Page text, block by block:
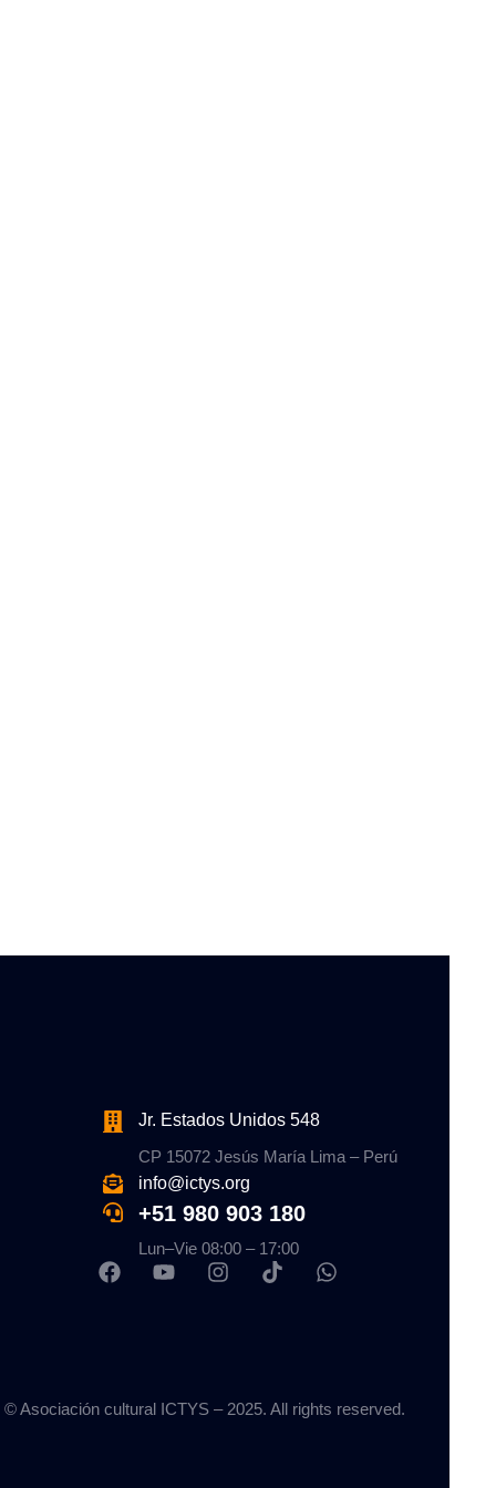
Jr. Estados Unidos 548
CP 15072 Jesús María Lima – Perú
info@ictys.org
+51 980 903 180
Lun–Vie 08:00 – 17:00
© Asociación cultural ICTYS – 2025. All rights reserved.